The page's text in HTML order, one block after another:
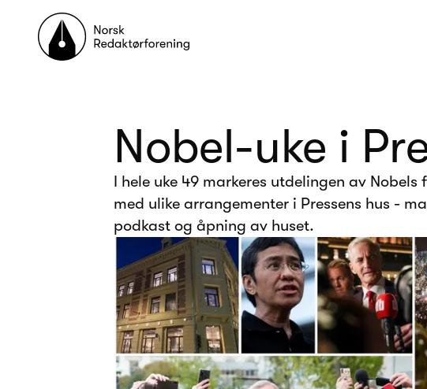
Til forsiden
Nobel-uke i
I hele uke 49 markeres utdelingen av
med ulike arrangementer i Pressens hus -
podkast og åpning av huset.